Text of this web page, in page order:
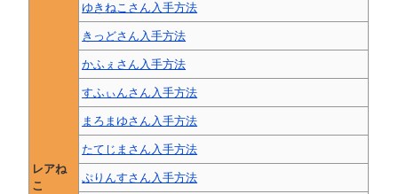
レアね
こ
ゆきねこさん入手方法
きっどさん入手方法
かふぇさん入手方法
すふぃんさん入手方法
まろまゆさん入手方法
たてじまさん入手方法
ぷりんすさん入手方法